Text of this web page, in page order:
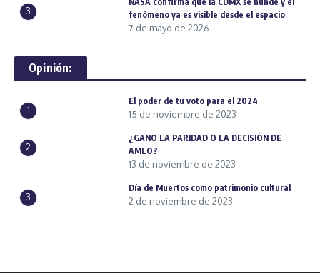
3
fenómeno ya es visible desde el espacio
7 de mayo de 2026
Opinión:
1
El poder de tu voto para el 2024
15 de noviembre de 2023
2
¿GANO LA PARIDAD O LA DECISIÓN DE
AMLO?
13 de noviembre de 2023
3
Día de Muertos como patrimonio cultural
2 de noviembre de 2023